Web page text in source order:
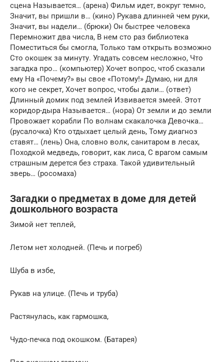
сцена Называется… (арена) Фильм идет, вокруг темно,
Значит, вы пришли в… (кино) Рукава длинней чем руки,
Значит, вы надели… (брюки) Он быстрее человека
Перемножит два числа, В нем сто раз библиотека
Поместиться бы смогла, Только там открыть возможно
Сто окошек за минуту. Угадать совсем несложно, Что
загадка про… (компьютер) Хочет вопрос, чтоб сказали
ему На «Почему?» вы свое «Потому!» Думаю, ни для
кого не секрет, Хочет вопрос, чтобы дали… (ответ)
Длинный домик под землей Извивается змеей. Этот
коридор-дыра Называется… (нора) От земли и до земли
Провожает корабли По волнам скакалочка Девочка…
(русалочка) Кто отдыхает целый день, Тому диагноз
ставят… (лень) Она, словно волк, санитаром в лесах,
Походкой медведь, говорит, как лиса, С врагом самым
страшным дерется без страха. Такой удивительный
зверь… (росомаха)
Загадки о предметах в доме для детей
дошкольного возраста
Зимой нет теплей,
Летом нет холодней. (Печь и погреб)
Шуба в избе,
Рукав на улице. (Печь и труба)
Растянулась, как гармошка,
Чудо-печка под окошком. (Батарея)